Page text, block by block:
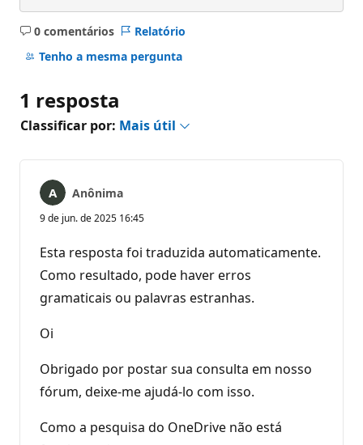
0 comentários
Sem
comentários
Relatório
Tenho a mesma pergunta
1 resposta
Classificar por: Mais útil
Anônima
9 de jun. de 2025 16:45
Esta resposta foi traduzida automaticamente.
Como resultado, pode haver erros
gramaticais ou palavras estranhas.
Oi
Obrigado por postar sua consulta em nosso
fórum, deixe-me ajudá-lo com isso.
Como a pesquisa do OneDrive não está